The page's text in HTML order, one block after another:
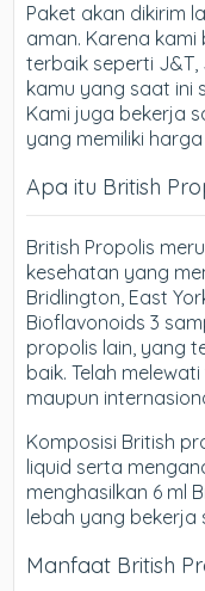
Paket akan dikirim
aman. Karena
terbaik seperti J&T,
kamu yang saat ini
Kami juga bekerja
yang memiliki
Apa itu British
British Propolis
kesehatan yang
Bridlington, East
Bioflavonoids 3
propolis lain, yang
baik. Telah
maupun
Komposisi British
liquid serta
menghasilkan 6 ml
lebah yang bekerja
Manfaat British